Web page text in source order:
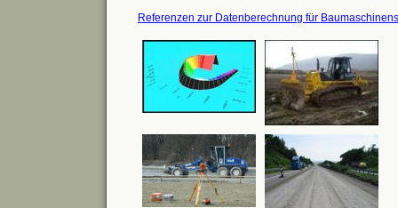
Referenzen zur Datenberechnung für